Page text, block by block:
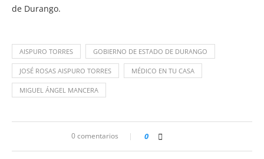
de Durango.
AISPURO TORRES GOBIERNO DE ESTADO DE DURANGO
JOSÉ ROSAS AISPURO TORRES MÉDICO EN TU CASA
MIGUEL ÁNGEL MANCERA
0 comentarios 0